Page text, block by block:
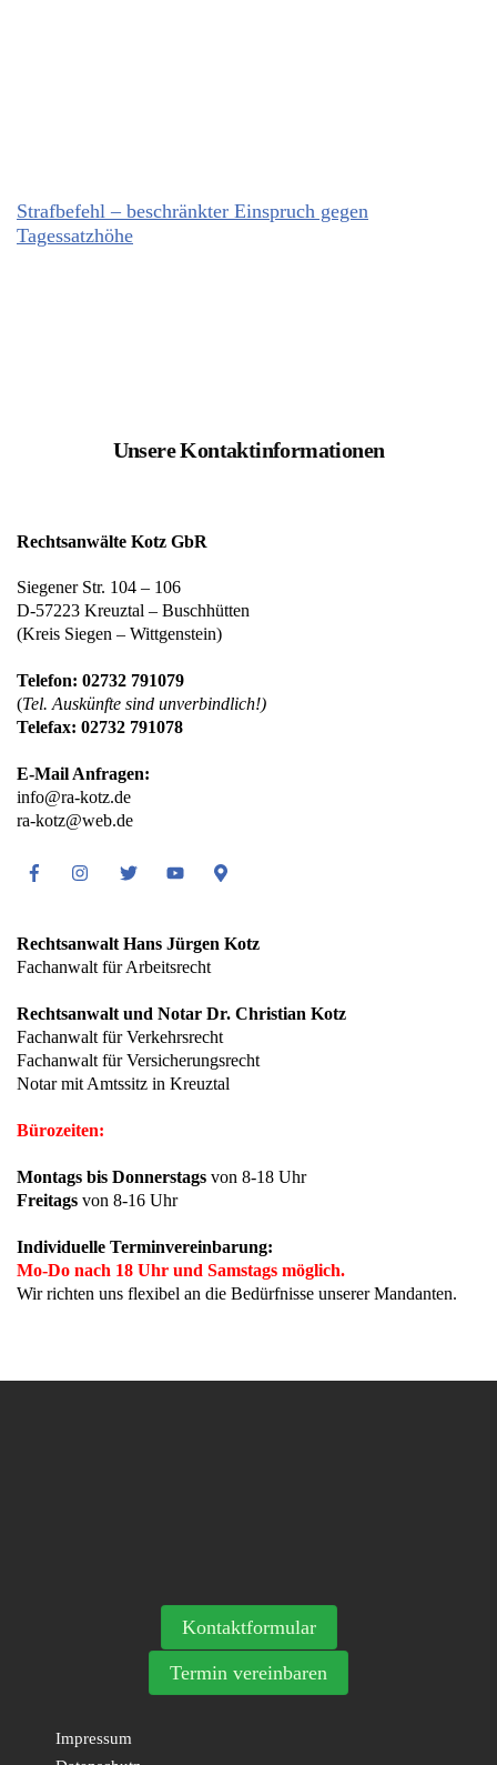
Strafbefehl – beschränkter Einspruch gegen
Tagessatzhöhe
Unsere Kontaktinformationen
Rechtsanwälte Kotz GbR
Siegener Str. 104 – 106
D-57223 Kreuztal – Buschhütten
(Kreis Siegen – Wittgenstein)
Telefon: 02732 791079
(Tel. Auskünfte sind unverbindlich!)
Telefax: 02732 791078
E-Mail Anfragen:
info@ra-kotz.de
ra-kotz@web.de
FacebookInstagramTwitter YoutubeGoogle
Rechtsanwalt Hans Jürgen Kotz
Fachanwalt für Arbeitsrecht
Rechtsanwalt und Notar Dr. Christian Kotz
Fachanwalt für Verkehrsrecht
Fachanwalt für Versicherungsrecht
Notar mit Amtssitz in Kreuztal
Bürozeiten:
Montags bis Donnerstags von 8-18 Uhr
Freitags von 8-16 Uhr
Individuelle Terminvereinbarung:
Mo-Do nach 18 Uhr und Samstags möglich.
Wir richten uns flexibel an die Bedürfnisse unserer Mandanten.
Kontaktformular
Termin vereinbaren
Impressum